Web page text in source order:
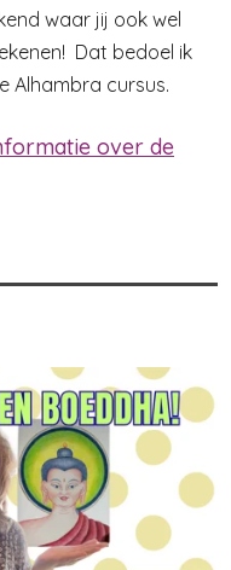
waar jij ook wel
Dat bedoel ik
Alhambra cursus.
over de